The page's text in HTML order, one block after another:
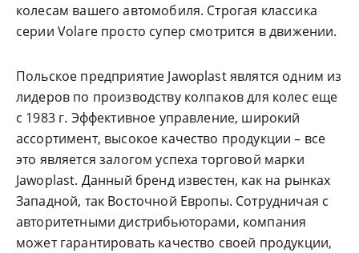
колесам вашего автомобиля. Строгая классика
серии Volare просто супер смотрится в движении.
Польское предприятие Jawoplast являтся одним из
лидеров по производству колпаков для колес еще
с 1983 г. Эффективное управление, широкий
ассортимент, высокое качество продукции – все
это является залогом успеха торговой марки
Jawoplast. Данный бренд известен, как на рынках
Западной, так Восточной Европы. Сотрудничая с
авторитетными дистрибьюторами, компания
может гарантировать качество своей продукции,